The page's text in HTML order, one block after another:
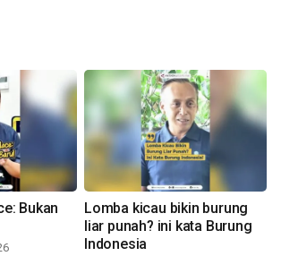
Bukan
Lomba kicau bikin burung
liar punah? ini kata Burung
Indonesia